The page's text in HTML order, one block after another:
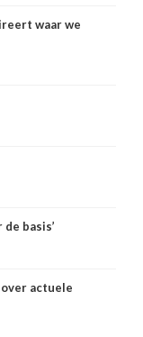
waar we
basis’
actuele